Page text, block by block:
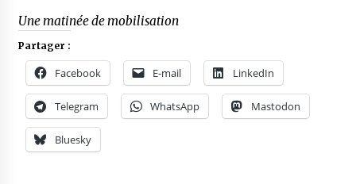
Une matinée de mobilisation
Partager :
Facebook E-mail LinkedIn
Telegram WhatsApp Mastodon
Bluesky